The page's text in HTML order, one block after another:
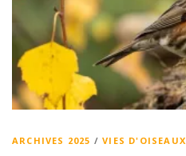
ARCHIVES 2025 /VIES D'OISEAUX